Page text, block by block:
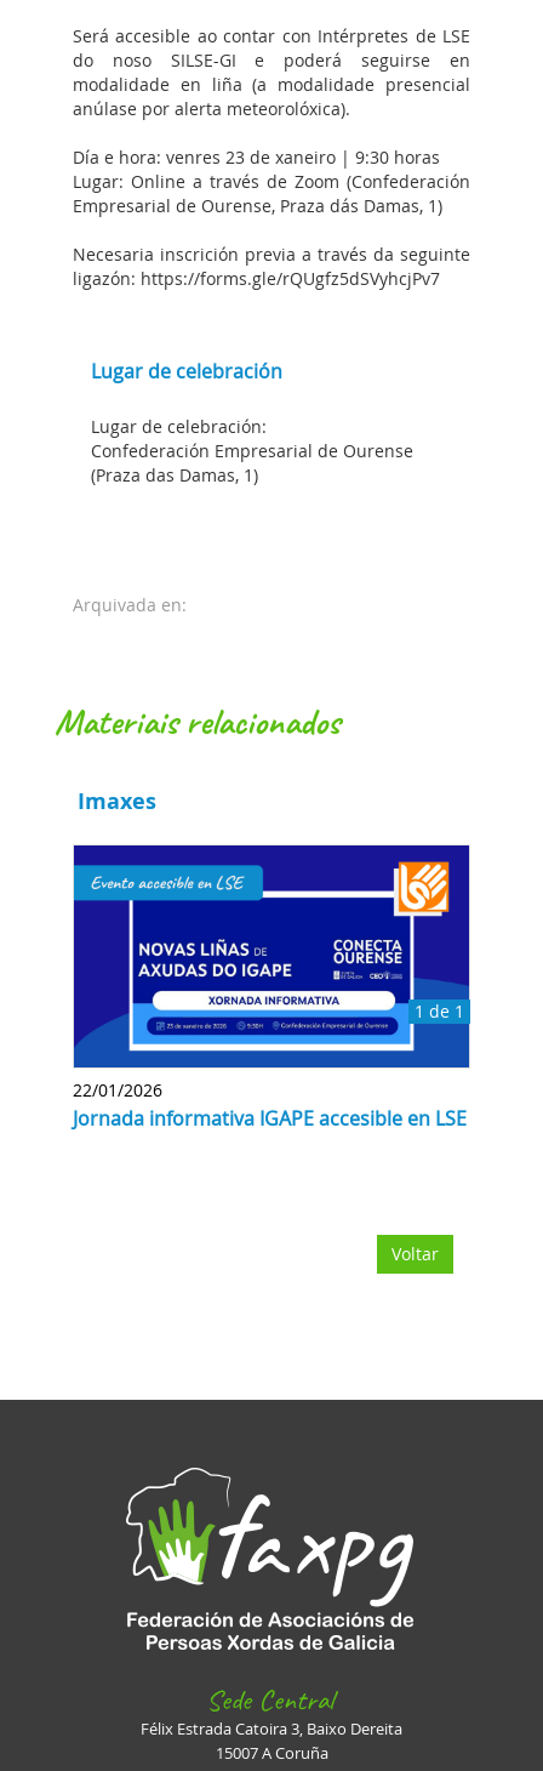
Será accesible ao contar con Intérpretes de LSE
do noso SILSE-GI e poderá seguirse en
modalidade en liña (a modalidade presencial
anúlase por alerta meteorolóxica).
Día e hora: venres 23 de xaneiro | 9:30 horas
Lugar: Online a través de Zoom (Confederación
Empresarial de Ourense, Praza dás Damas, 1)
Necesaria inscrición previa a través da seguinte
ligazón: https://forms.gle/rQUgfz5dSVyhcjPv7
Lugar de celebración
Lugar de celebración:
Confederación Empresarial de Ourense
(Praza das Damas, 1)
Arquivada en:
materiais relacionados
Imaxes
1 de 1
22/01/2026
Jornada informativa IGAPE accesible en LSE
Voltar
Sede Central
Félix Estrada Catoira 3, Baixo Dereita
15007 A Coruña